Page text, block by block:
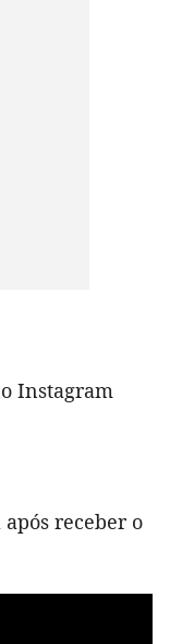
Instagram
receber o